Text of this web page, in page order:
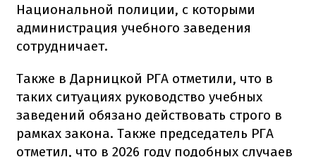
Национальной полиции, с которыми
администрация учебного заведения
сотрудничает.
Также в Дарницкой РГА отметили, что в
таких ситуациях руководство учебных
заведений обязано действовать строго в
рамках закона. Также председатель РГА
отметил, что в 2026 году подобных случаев